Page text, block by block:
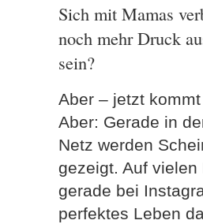
Sich mit Mamas
noch mehr Druck
sein?
Aber – jetzt
Aber: Gerade in
Netz werden
gezeigt. Auf vielen
gerade bei
perfektes Leben